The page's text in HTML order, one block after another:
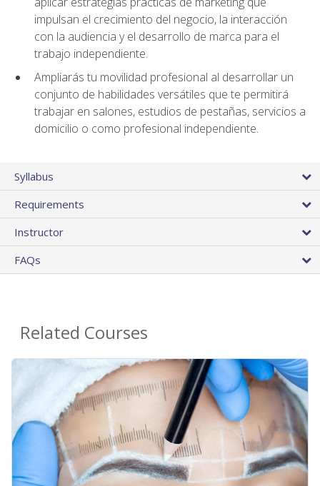
impulsan el crecimiento del negocio, la interacción
con la audiencia y el desarrollo de marca para el
trabajo independiente.
Ampliarás tu movilidad profesional al desarrollar un
conjunto de habilidades versátiles que te permitirá
trabajar en salones, estudios de pestañas, servicios a
domicilio o como profesional independiente.
Syllabus
Requirements
Instructor
FAQs
Related Courses